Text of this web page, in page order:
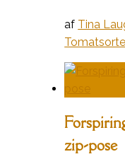
af Tina
zip-pose